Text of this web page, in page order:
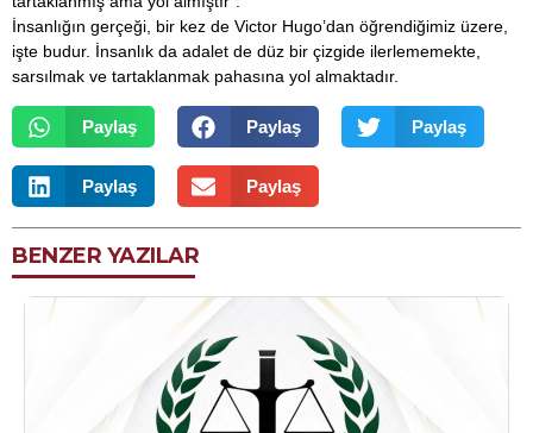
İnsanlığın gerçeği, bir kez de Victor Hugo’dan öğrendiğimiz üzere,
işte budur. İnsanlık da adalet de düz bir çizgide ilerlememekte,
sarsılmak ve tartaklanmak pahasına yol almaktadır.
Paylaş Paylaş Paylaş
Paylaş Paylaş
BENZER YAZILAR